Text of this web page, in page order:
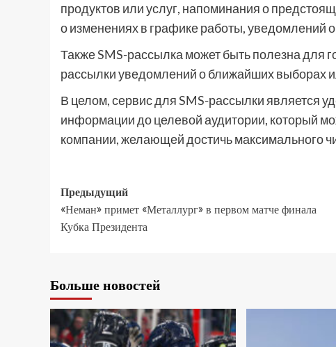
продуктов или услуг, напоминания о
о изменениях в графике работы, уведомлений
Также SMS-рассылка может быть полезна для
рассылки уведомлений о ближайших выборах
В целом, сервис для SMS-рассылки является
информации до целевой аудитории, который
компании, желающей достичь максимального
Предыдущий
«Неман» примет «Металлург» в первом матче финала
Кубка Президента
Больше новостей